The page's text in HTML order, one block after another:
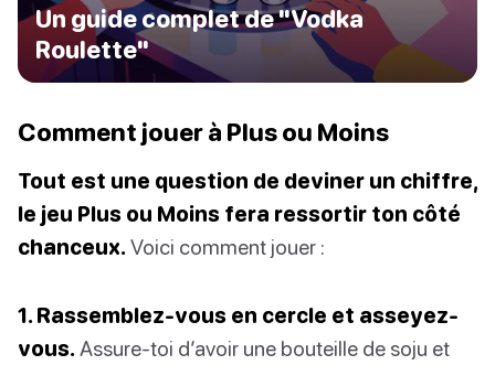
Un guide complet de "Vodka
Roulette"
Comment jouer à Plus ou Moins
Tout est une question de deviner un chiffre,
le jeu Plus ou Moins fera ressortir ton côté
chanceux. Voici comment jouer :
1. Rassemblez-vous en cercle et asseyez-
vous. Assure-toi d’avoir une bouteille de soju et